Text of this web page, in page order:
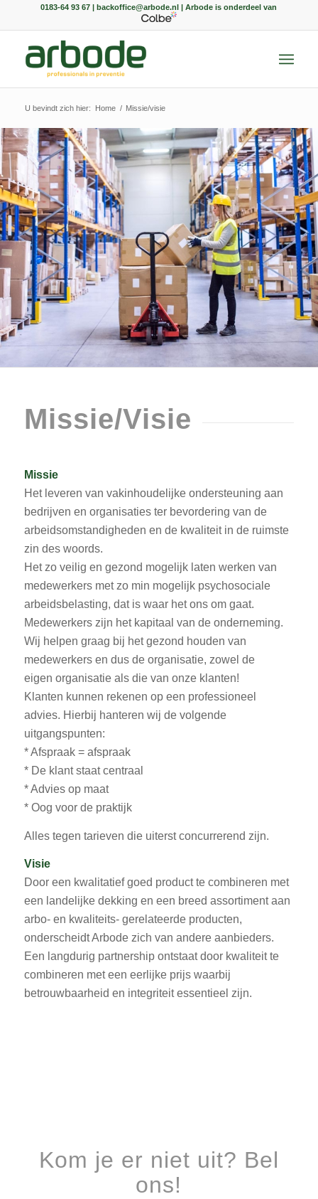
0183-64 93 67 | backoffice@arbode.nl | Arbode is onderdeel van
U bevindt zich hier: Home / Missie/visie
Missie/Visie
Missie
Het leveren van vakinhoudelijke ondersteuning aan
bedrijven en organisaties ter bevordering van de
arbeidsomstandigheden en de kwaliteit in de ruimste
zin des woords.
Het zo veilig en gezond mogelijk laten werken van
medewerkers met zo min mogelijk psychosociale
arbeidsbelasting, dat is waar het ons om gaat.
Medewerkers zijn het kapitaal van de onderneming.
Wij helpen graag bij het gezond houden van
medewerkers en dus de organisatie, zowel de
eigen organisatie als die van onze klanten!
Klanten kunnen rekenen op een professioneel
advies. Hierbij hanteren wij de volgende
uitgangspunten:
* Afspraak = afspraak
* De klant staat centraal
* Advies op maat
* Oog voor de praktijk
Alles tegen tarieven die uiterst concurrerend zijn.
Visie
Door een kwalitatief goed product te combineren met
een landelijke dekking en een breed assortiment aan
arbo- en kwaliteits- gerelateerde producten,
onderscheidt Arbode zich van andere aanbieders.
Een langdurig partnership ontstaat door kwaliteit te
combineren met een eerlijke prijs waarbij
betrouwbaarheid en integriteit essentieel zijn.
Kom je er niet uit? Bel
ons!